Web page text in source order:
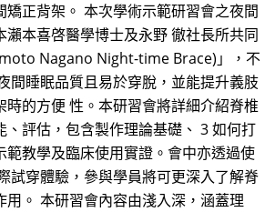
矯正背架。 本次學術示範研習會之夜間
瀨本喜啓醫學博士及永野 徹社長所共同
Nagano Night-time Brace)」，不
間睡眠品質且易於穿脫，並能提升義肢
時的方便 性。本研習會將詳細介紹脊椎
、評估，包含製作理論基礎、 3 如何打
範教學及臨床使用實證。會中亦透過使
試穿體驗，參與學員將可更深入了解脊
用。 本研習會內容由淺入深，涵蓋理